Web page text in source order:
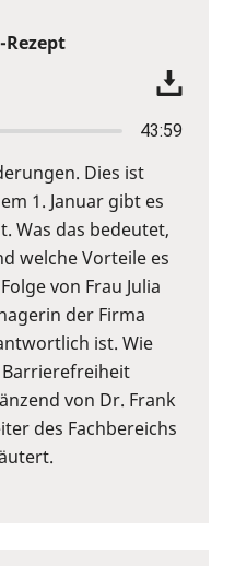
43:59
Dies ist
1. Januar gibt es
Was das bedeutet,
welche Vorteile es
von Frau Julia
der Firma
ist. Wie
Barrierefreiheit
von Dr. Frank
des Fachbereichs